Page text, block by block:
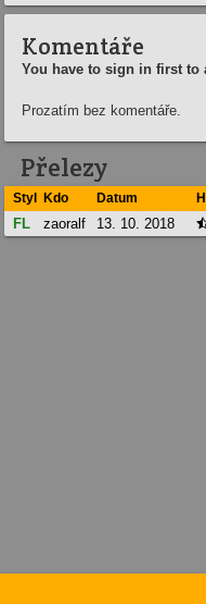
Komentáře
You have to sign in first to
Prozatím bez komentáře.
Přelezy
Styl Kdo Datum
FL zaoralf 13. 10. 2018